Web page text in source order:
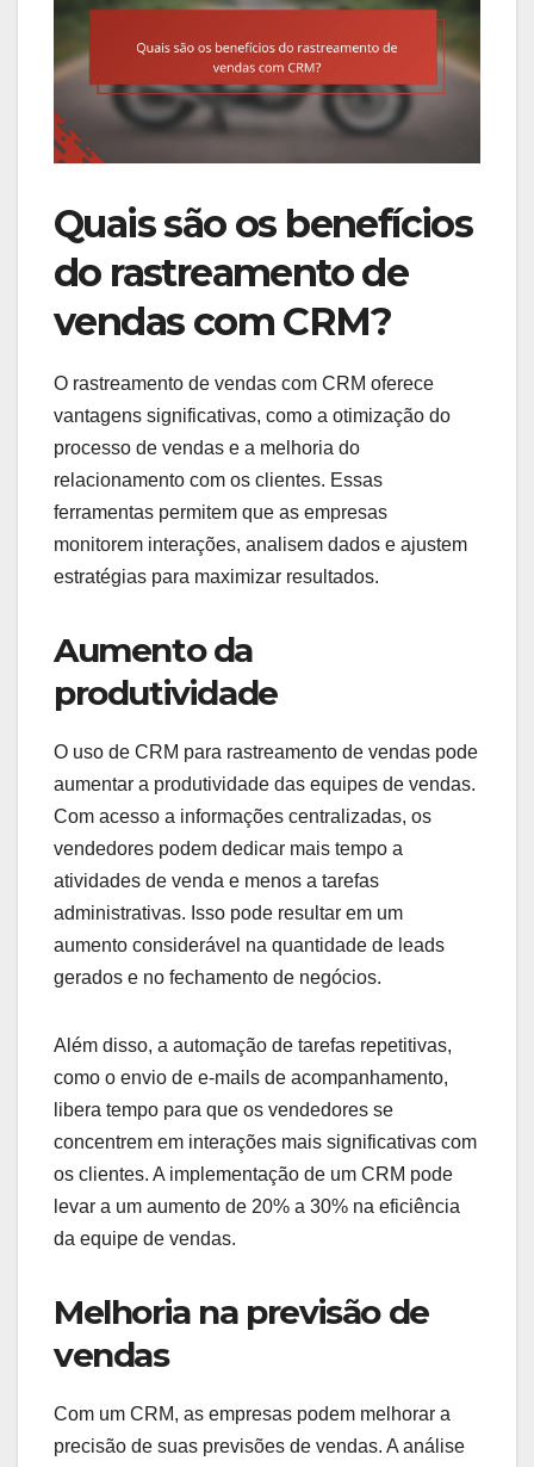
Quais são os benefícios
do rastreamento de
vendas com CRM?
O rastreamento de vendas com CRM oferece
vantagens significativas, como a otimização do
processo de vendas e a melhoria do
relacionamento com os clientes. Essas
ferramentas permitem que as empresas
monitorem interações, analisem dados e ajustem
estratégias para maximizar resultados.
Aumento da
produtividade
O uso de CRM para rastreamento de vendas pode
aumentar a produtividade das equipes de vendas.
Com acesso a informações centralizadas, os
vendedores podem dedicar mais tempo a
atividades de venda e menos a tarefas
administrativas. Isso pode resultar em um
aumento considerável na quantidade de leads
gerados e no fechamento de negócios.
Além disso, a automação de tarefas repetitivas,
como o envio de e-mails de acompanhamento,
libera tempo para que os vendedores se
concentrem em interações mais significativas com
os clientes. A implementação de um CRM pode
levar a um aumento de 20% a 30% na eficiência
da equipe de vendas.
Melhoria na previsão de
vendas
Com um CRM, as empresas podem melhorar a
precisão de suas previsões de vendas. A análise